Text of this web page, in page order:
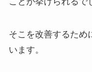
そこを改善するため
います。